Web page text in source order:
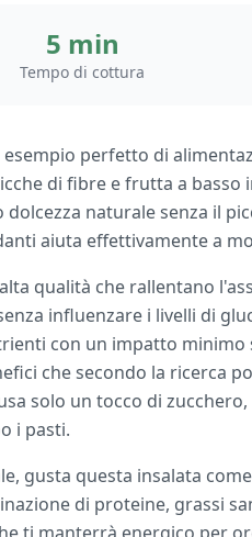
5 min
Tempo di cottura
perfetto di
di fibre e frutta a
naturale senza il
aiuta effettivamente a
qualità che rallentano
influenzare i livelli di
con un impatto
che secondo la ricerca
solo un tocco di
i pasti.
gusta questa insalata
di proteine, grassi